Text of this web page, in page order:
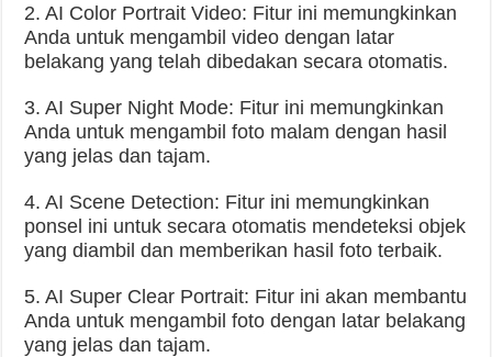
2. AI Color Portrait Video: Fitur ini memungkinkan
Anda untuk mengambil video dengan latar
belakang yang telah dibedakan secara otomatis.
3. AI Super Night Mode: Fitur ini memungkinkan
Anda untuk mengambil foto malam dengan hasil
yang jelas dan tajam.
4. AI Scene Detection: Fitur ini memungkinkan
ponsel ini untuk secara otomatis mendeteksi objek
yang diambil dan memberikan hasil foto terbaik.
5. AI Super Clear Portrait: Fitur ini akan membantu
Anda untuk mengambil foto dengan latar belakang
yang jelas dan tajam.